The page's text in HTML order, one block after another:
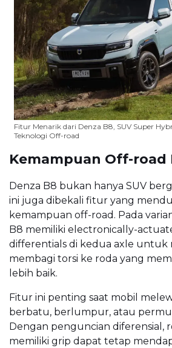
Fitur Menarik dari Denza B8, SUV Super
Teknologi Off-road
Kemampuan Off-road
Denza B8 bukan hanya SUV
ini juga dibekali fitur yang
kemampuan off-road. Pada
B8 memiliki electronically-
differentials di kedua axle untuk
membagi torsi ke roda yang
lebih baik.
Fitur ini penting saat mobil
berbatu, berlumpur, atau
Dengan penguncian diferensial,
memiliki grip dapat tetap